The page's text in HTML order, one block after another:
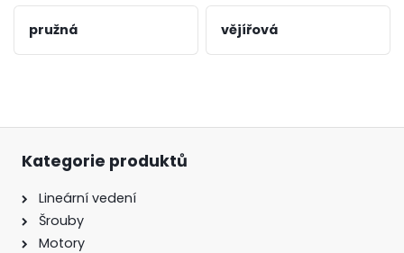
pružná vějířová
Kategorie produktů
Lineární vedení
Šrouby
Motory